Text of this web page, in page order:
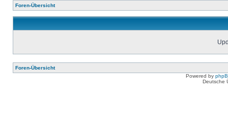
Foren-Übersicht
Foren-Übersicht
Powered by
Deutsche